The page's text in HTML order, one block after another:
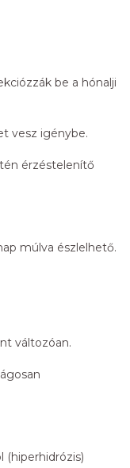
be a hónalji
vesz igénybe.
érzéstelenítő
múlva észlelhető.
változóan.
(hiperhidrózis)